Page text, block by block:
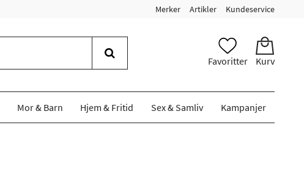
Merker Artikler Kundeservice
Favoritter Kurv
Mor & Barn Hjem & Fritid Sex & Samliv Kampanjer